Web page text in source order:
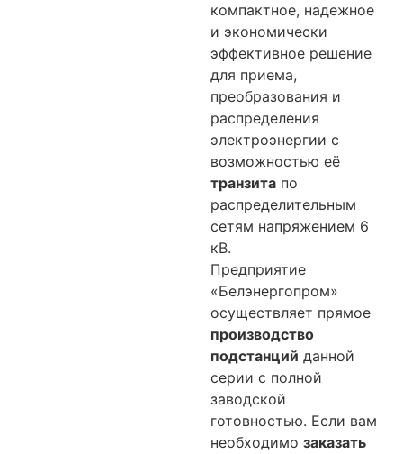
компактное, надежное
и экономически
эффективное решение
для приема,
преобразования и
распределения
электроэнергии с
возможностью её
транзита по
распределительным
сетям напряжением 6
кВ.
Предприятие
«Белэнергопром»
осуществляет прямое
производство
подстанций данной
серии с полной
заводской
готовностью. Если вам
необходимо заказать